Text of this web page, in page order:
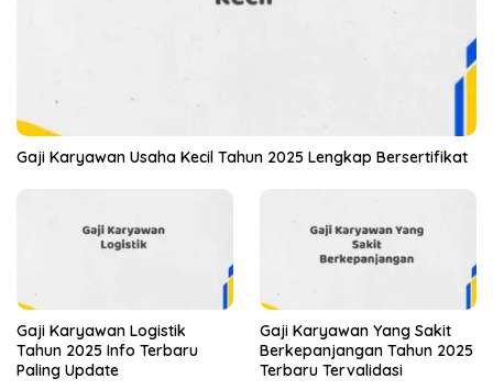
Gaji Karyawan Usaha Kecil Tahun 2025 Lengkap Bersertifikat
Gaji Karyawan Logistik
Tahun 2025 Info Terbaru
Paling Update
Gaji Karyawan Yang Sakit
Berkepanjangan Tahun 2025
Terbaru Tervalidasi